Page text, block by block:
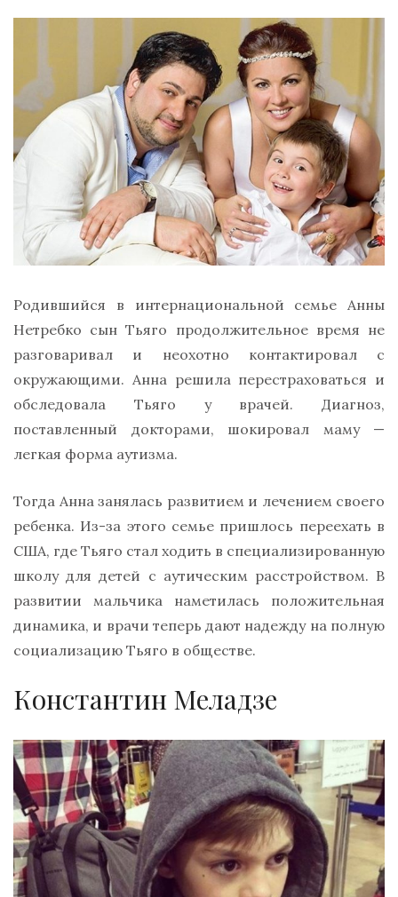
Родившийся в интернациональной семье Анны
Нетребко сын Тьяго продолжительное время не
разговаривал и неохотно контактировал с
окружающими. Анна решила перестраховаться и
обследовала Тьяго у врачей. Диагноз,
поставленный докторами, шокировал маму —
легкая форма аутизма.
Тогда Анна занялась развитием и лечением своего
ребенка. Из-за этого семье пришлось переехать в
США, где Тьяго стал ходить в специализированную
школу для детей с аутическим расстройством. В
развитии мальчика наметилась положительная
динамика, и врачи теперь дают надежду на полную
социализацию Тьяго в обществе.
Константин Меладзе